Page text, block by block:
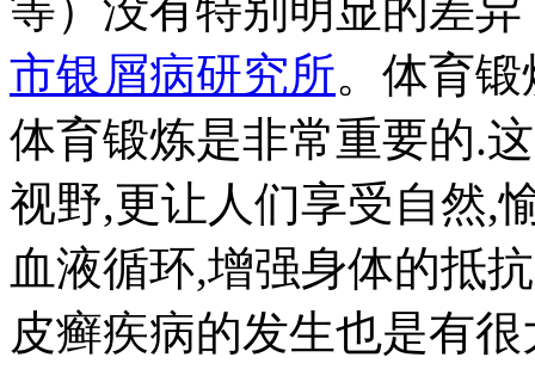
市银屑病研究所。体育
体育锻炼是非常重要的.
视野,更让人们享受自然,
血液循环,增强身体的抵
皮癣疾病的发生也是有